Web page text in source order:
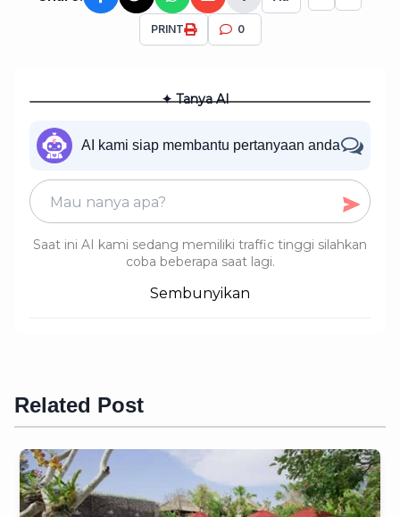
PRINT 0
✦ Tanya AI
AI kami siap membantu pertanyaan anda
Saat ini AI kami sedang memiliki traffic tinggi silahkan
coba beberapa saat lagi.
Sembunyikan
Related Post